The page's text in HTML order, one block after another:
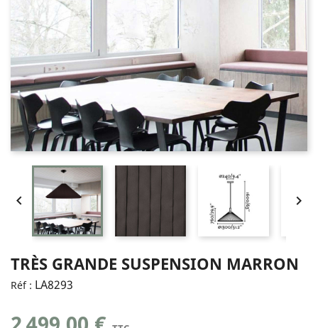
 
TRÈS GRANDE SUSPENSION MARRON
Réf : LA8293